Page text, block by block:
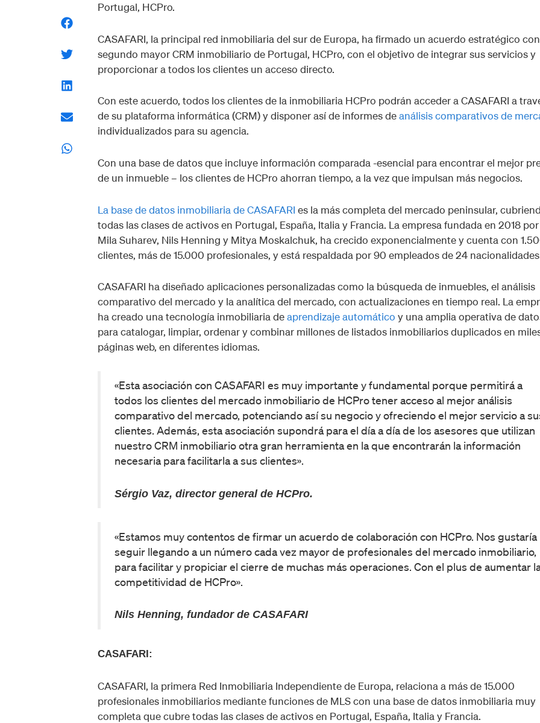
Portugal, HCPro.
CASAFARI, la principal red inmobiliaria del sur de Europa, ha firmado un acuerdo estratégico
segundo mayor CRM inmobiliario de Portugal, HCPro, con el objetivo de integrar sus servicios y
proporcionar a todos los clientes un acceso directo.
Con este acuerdo, todos los clientes de la inmobiliaria HCPro podrán acceder a CASAFARI a
de su plataforma informática (CRM) y disponer así de informes deanálisis comparativos de
individualizados para su agencia.
Con una base de datos que incluye información comparada -esencial para encontrar el mejor
de un inmueble – los clientes de HCPro ahorran tiempo, a la vez que impulsan más negocios.
La base de datos inmobiliaria de CASAFARI es la más completa del mercado peninsular,
todas las clases de activos en Portugal, España, Italia y Francia. La empresa fundada en 2018 por
Mila Suharev, Nils Henning y Mitya Moskalchuk, ha crecido exponencialmente y cuenta con
clientes, más de 15.000 profesionales, y está respaldada por 90 empleados de 24
CASAFARI ha diseñado aplicaciones personalizadas como la búsqueda de inmuebles, el análisis
comparativo del mercado y la analítica del mercado, con actualizaciones en tiempo real. La
ha creado una tecnología inmobiliaria deaprendizaje automático y una amplia operativa de
para catalogar, limpiar, ordenar y combinar millones de listados inmobiliarios duplicados en
páginas web, en diferentes idiomas.
«Esta asociación con CASAFARI es muy importante y fundamental porque permitirá a
todos los clientes del mercado inmobiliario de HCPro tener acceso al mejor análisis
comparativo del mercado, potenciando así su negocio y ofreciendo el mejor servicio a
clientes. Además, esta asociación supondrá para el día a día de los asesores que utilizan
nuestro CRM inmobiliario otra gran herramienta en la que encontrarán la información
necesaria para facilitarla a sus clientes».
Sérgio Vaz, director general de HCPro.
«Estamos muy contentos de firmar un acuerdo de colaboración con HCPro. Nos gustaría
seguir llegando a un número cada vez mayor de profesionales del mercado inmobiliario,
para facilitar y propiciar el cierre de muchas más operaciones. Con el plus de aumentar
competitividad de HCPro».
Nils Henning, fundador de CASAFARI
CASAFARI:
CASAFARI, la primera Red Inmobiliaria Independiente de Europa, relaciona a más de 15.000
profesionales inmobiliarios mediante funciones de MLS con una base de datos inmobiliaria muy
completa que cubre todas las clases de activos en Portugal, España, Italia y Francia.